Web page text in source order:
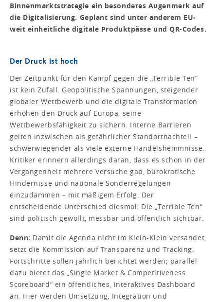
Binnenmarktstrategie ein besonderes Augenmerk auf
die Digitalisierung. Geplant sind unter anderem EU-
weit einheitliche digitale Produktpässe und QR-Codes.
Der Druck ist hoch
Der Zeitpunkt für den Kampf gegen die „Terrible Ten“
ist kein Zufall. Geopolitische Spannungen, steigender
globaler Wettbewerb und die digitale Transformation
erhöhen den Druck auf Europa, seine
Wettbewerbsfähigkeit zu sichern. Interne Barrieren
gelten inzwischen als gefährlicher Standortnachteil –
schwerwiegender als viele externe Handelshemmnisse.
Kritiker erinnern allerdings daran, dass es schon in der
Vergangenheit mehrere Versuche gab, bürokratische
Hindernisse und nationale Sonderregelungen
einzudämmen – mit mäßigem Erfolg. Der
entscheidende Unterschied diesmal: Die „Terrible Ten“
sind politisch gewollt, messbar und öffentlich sichtbar.
Denn: Damit die Agenda nicht im Klein-Klein versandet,
setzt die Kommission auf Transparenz und Tracking.
Fortschritte sollen jährlich berichtet werden; parallel
dazu bietet das „Single Market & Competitiveness
Scoreboard“ ein öffentliches, interaktives Dashboard
an. Hier werden Umsetzung, Integration und